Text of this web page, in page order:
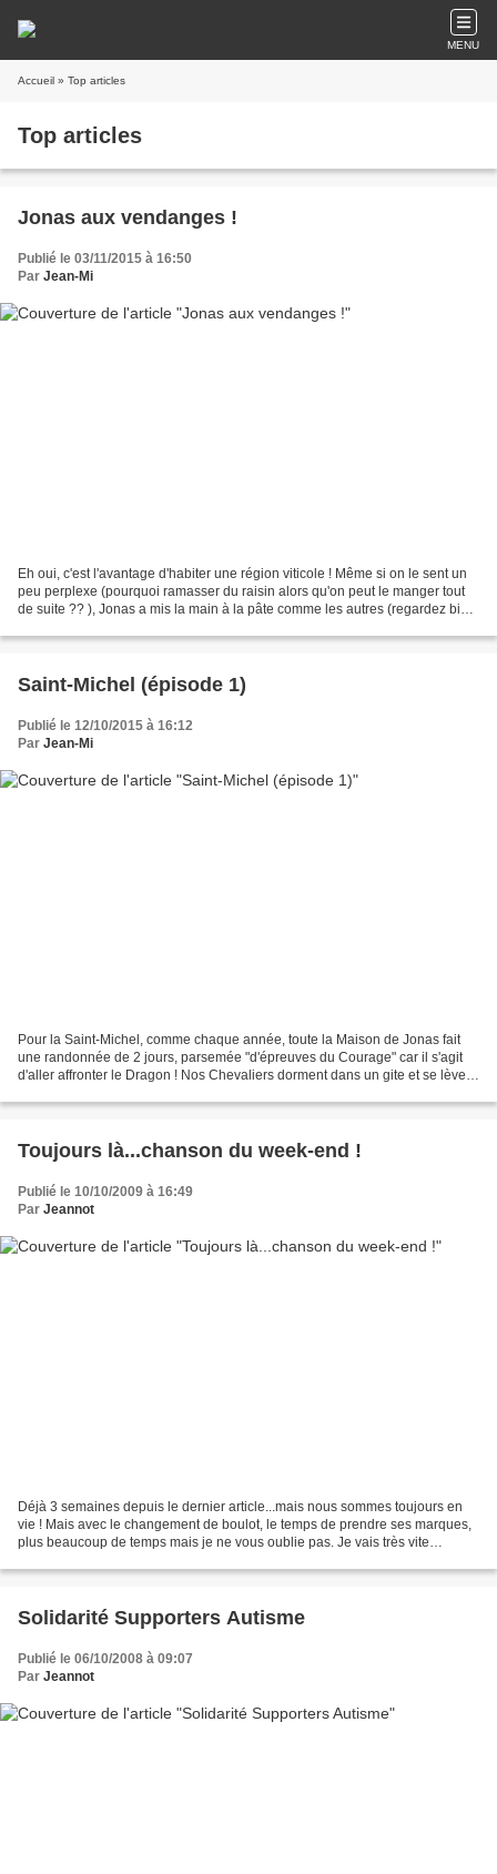
MENU
Accueil » Top articles
Top articles
Jonas aux vendanges !
Publié le 03/11/2015 à 16:50
Par Jean-Mi
Eh oui, c'est l'avantage d'habiter une région viticole ! Même si on le sent un
peu perplexe (pourquoi ramasser du raisin alors qu'on peut le manger tout
de suite ?? ), Jonas a mis la main à la pâte comme les autres (regardez bien
Saint-Michel (épisode 1)
Publié le 12/10/2015 à 16:12
Par Jean-Mi
Pour la Saint-Michel, comme chaque année, toute la Maison de Jonas fait
une randonnée de 2 jours, parsemée "d'épreuves du Courage" car il s'agit
d'aller affronter le Dragon ! Nos Chevaliers dorment dans un gite et se lèvent
Toujours là...chanson du week-end !
Publié le 10/10/2009 à 16:49
Par Jeannot
Déjà 3 semaines depuis le dernier article...mais nous sommes toujours en
vie ! Mais avec le changement de boulot, le temps de prendre ses marques,
plus beaucoup de temps mais je ne vous oublie pas. Je vais très vite
Solidarité Supporters Autisme
Publié le 06/10/2008 à 09:07
Par Jeannot